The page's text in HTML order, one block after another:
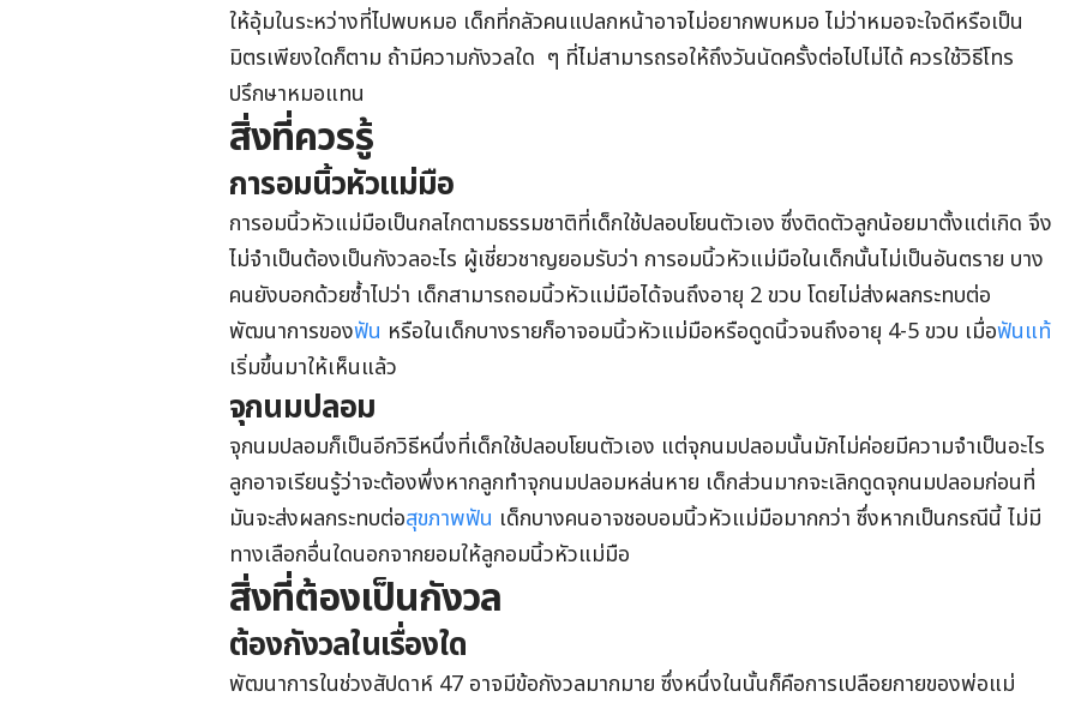
ให้อุ้มในระหว่างที่ไปพบหมอ เด็กที่กลัวคนแปลกหน้าอาจไม่อยากพบหมอ ไม่ว่าหมอจะใจดีหรือเป็น
มิตรเพียงใดก็ตาม ถ้ามีความกังวลใด ๆ ที่ไม่สามารถรอให้ถึงวันนัดครั้งต่อไปไม่ได้ ควรใช้วิธีโทร
ปรึกษาหมอแทน
สิ่งที่ควรรู้
การอมนิ้วหัวแม่มือ
การอมนิ้วหัวแม่มือเป็นกลไกตามธรรมชาติที่เด็กใช้ปลอบโยนตัวเอง ซึ่งติดตัวลูกน้อยมาตั้งแต่เกิด จึง
ไม่จำเป็นต้องเป็นกังวลอะไร ผู้เชี่ยวชาญยอมรับว่า การอมนิ้วหัวแม่มือในเด็กนั้นไม่เป็นอันตราย บาง
คนยังบอกด้วยซ้ำไปว่า เด็กสามารถอมนิ้วหัวแม่มือได้จนถึงอายุ 2 ขวบ โดยไม่ส่งผลกระทบต่อ
พัฒนาการของฟัน หรือในเด็กบางรายก็อาจอมนิ้วหัวแม่มือหรือดูดนิ้วจนถึงอายุ 4-5 ขวบ เมื่อฟันแท้
เริ่มขึ้นมาให้เห็นแล้ว
จุกนมปลอม
จุกนมปลอมก็เป็นอีกวิธีหนึ่งที่เด็กใช้ปลอบโยนตัวเอง แต่จุกนมปลอมนั้นมักไม่ค่อยมีความจำเป็นอะไร
ลูกอาจเรียนรู้ว่าจะต้องพึ่งหากลูกทำจุกนมปลอมหล่นหาย เด็กส่วนมากจะเลิกดูดจุกนมปลอมก่อนที่
มันจะส่งผลกระทบต่อสุขภาพฟัน เด็กบางคนอาจชอบอมนิ้วหัวแม่มือมากกว่า ซึ่งหากเป็นกรณีนี้ ไม่มี
ทางเลือกอื่นใดนอกจากยอมให้ลูกอมนิ้วหัวแม่มือ
สิ่งที่ต้องเป็นกังวล
ต้องกังวลในเรื่องใด
พัฒนาการในช่วงสัปดาห์ 47 อาจมีข้อกังวลมากมาย ซึ่งหนึ่งในนั้นก็คือการเปลือยกายของพ่อแม่